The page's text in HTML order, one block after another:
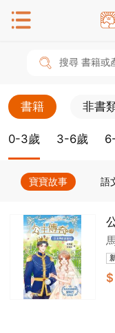
搜尋 書籍或
書籍 非書
0-3歲 3-6歲
寶寶故事 語